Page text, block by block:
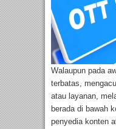
Walaupun pada
terbatas,
atau layanan,
berada di bawah
penyedia konten